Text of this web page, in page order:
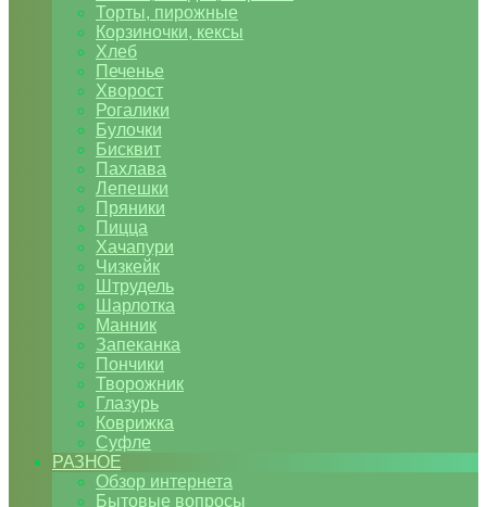
Торты, пирожные
Корзиночки, кексы
Хлеб
Печенье
Хворост
Рогалики
Булочки
Бисквит
Пахлава
Лепешки
Пряники
Пицца
Хачапури
Чизкейк
Штрудель
Шарлотка
Манник
Запеканка
Пончики
Творожник
Глазурь
Коврижка
Суфле
РАЗНОЕ
Обзор интернета
Бытовые вопросы